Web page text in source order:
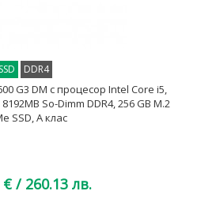
SSD DDR4
G3 DM с процесор Intel Core i5,
So-Dimm DDR4, 256 GB M.2
SSD, A клас
€ / 260.13 лв.